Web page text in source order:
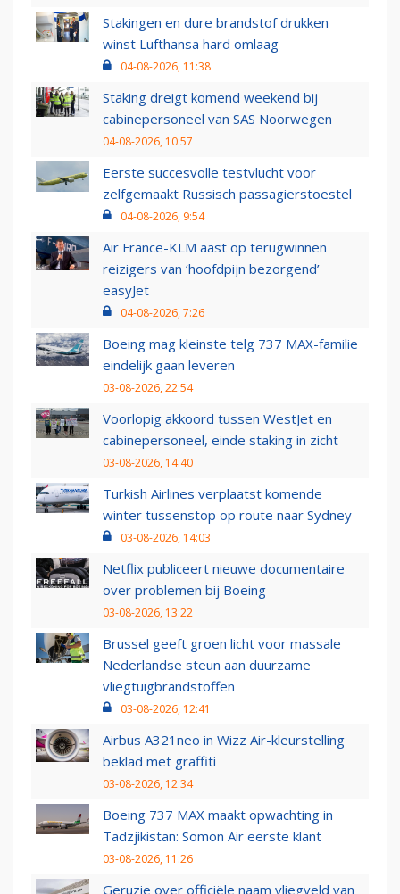
Stakingen en dure brandstof drukken
winst Lufthansa hard omlaag
04-08-2026, 11:38
Staking dreigt komend weekend bij
cabinepersoneel van SAS Noorwegen
04-08-2026, 10:57
Eerste succesvolle testvlucht voor
zelfgemaakt Russisch passagierstoestel
04-08-2026, 9:54
Air France-KLM aast op terugwinnen
reizigers van ‘hoofdpijn bezorgend’
easyJet
04-08-2026, 7:26
Boeing mag kleinste telg 737 MAX-familie
eindelijk gaan leveren
03-08-2026, 22:54
Voorlopig akkoord tussen WestJet en
cabinepersoneel, einde staking in zicht
03-08-2026, 14:40
Turkish Airlines verplaatst komende
winter tussenstop op route naar Sydney
03-08-2026, 14:03
Netflix publiceert nieuwe documentaire
over problemen bij Boeing
03-08-2026, 13:22
Brussel geeft groen licht voor massale
Nederlandse steun aan duurzame
vliegtuigbrandstoffen
03-08-2026, 12:41
Airbus A321neo in Wizz Air-kleurstelling
beklad met graffiti
03-08-2026, 12:34
Boeing 737 MAX maakt opwachting in
Tadzjikistan: Somon Air eerste klant
03-08-2026, 11:26
Geruzie over officiële naam vliegveld van